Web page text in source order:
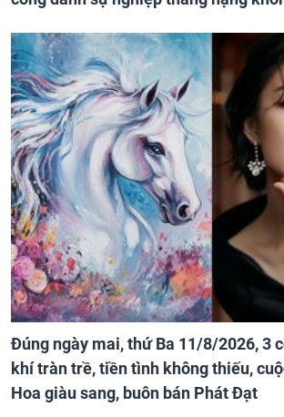
Đúng ngày mai, thứ Ba 11/8/2026, 3
khí tràn trề, tiền tình không thiếu,
Hoa giàu sang, buôn bán Phát Đạt